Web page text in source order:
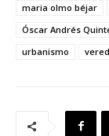
maria olmo béjar
Óscar Andrés
urbanismo